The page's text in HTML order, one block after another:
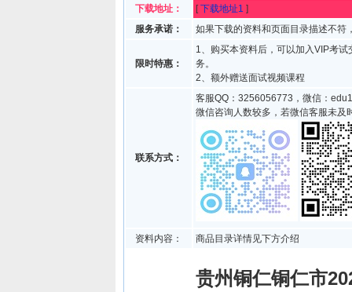
下载地址：
[下载地址1 ]
服务承诺：
如果下载的资料和页面目录描述不符
限时特惠：
1、购买本资料后，可以加入VIP考
务。
2、额外赠送面试视频课程
联系方式：
客服QQ：3256056773，微信：
微信咨询人数较多，若微信客服未及
资料内容： 商品目录详情见下方介绍
贵州铜仁铜仁市